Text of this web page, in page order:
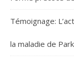
Témoignage:
la maladie de